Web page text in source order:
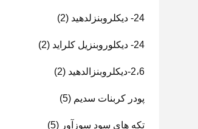
24- دیکلروبنزلدهید (2)
24- دیکلوروبنزیل کلراید (2)
2،6-دیکلروبنزالدهید (2)
پودر کربنات سدیم (5)
تکه های سود سوزآور (5)